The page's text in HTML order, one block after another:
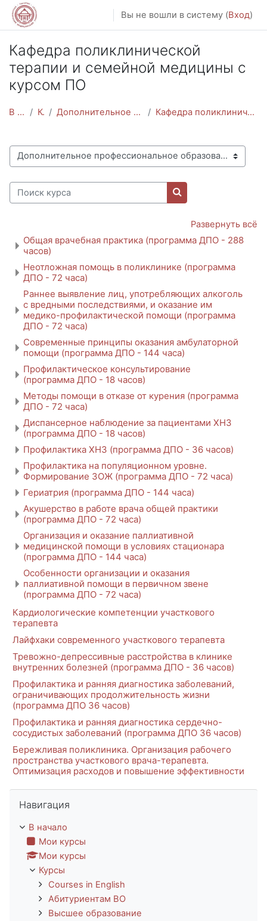
Перейти к основному содержанию
Вы не вошли в систему (Вход)
Кафедра поликлинической
терапии и семейной медицины с
курсом ПО
В начало Курсы Дополнительное профессиональное образование Кафедра поликлинической терапии и семейной медицин...
Категории курсов
Поиск курса
Поиск курса
Развернуть всё
Общая врачебная практика (программа ДПО - 288
часов)
Неотложная помощь в поликлинике (программа
ДПО - 72 часа)
Раннее выявление лиц, употребляющих алкоголь
с вредными последствиями, и оказание им
медико-профилактической помощи (программа
ДПО - 72 часа)
Современные принципы оказания амбулаторной
помощи (программа ДПО - 144 часа)
Профилактическое консультирование
(программа ДПО - 18 часов)
Методы помощи в отказе от курения (программа
ДПО - 72 часа)
Диспансерное наблюдение за пациентами ХНЗ
(программа ДПО - 18 часов)
Профилактика ХНЗ (программа ДПО - 36 часов)
Профилактика на популяционном уровне.
Формирование ЗОЖ (программа ДПО - 72 часа)
Гериатрия (программа ДПО - 144 часа)
Акушерство в работе врача общей практики
(программа ДПО - 72 часа)
Организация и оказание паллиативной
медицинской помощи в условиях стационара
(программа ДПО - 144 часа)
Особенности организации и оказания
паллиативной помощи в первичном звене
(программа ДПО - 72 часа)
Кардиологические компетенции участкового
терапевта
Лайфхаки современного участкового терапевта
Тревожно-депрессивные расстройства в клинике
внутренних болезней (программа ДПО - 36 часов)
Профилактика и ранняя диагностика заболеваний,
ограничивающих продолжительность жизни
(программа ДПО 36 часов)
Профилактика и ранняя диагностика сердечно-
сосудистых заболеваний (программа ДПО 36 часов)
Бережливая поликлиника. Организация рабочего
пространства участкового врача-терапевта.
Оптимизация расходов и повышение эффективности
Навигация
В начало
Мои курсы
Мои курсы
Курсы
Courses in English
Абитуриентам ВО
Высшее образование